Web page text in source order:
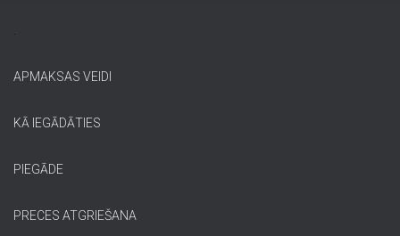
APMAKSAS VEIDI
KĀ IEGĀDĀTIES
PIEGĀDE
PRECES ATGRIEŠANA